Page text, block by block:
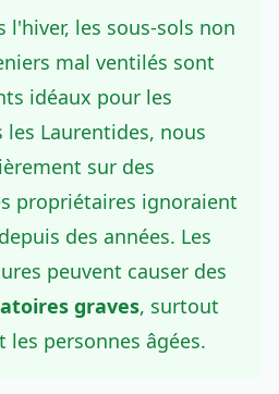
l'hiver, les sous-sols non
mal ventilés sont
idéaux pour les
les Laurentides, nous
sur des
propriétaires ignoraient
des années. Les
peuvent causer des
graves, surtout
les personnes âgées.